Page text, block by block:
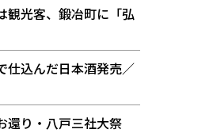
観光客、鍛冶町に「弘
仕込んだ日本酒発売／
還り・八戸三社大祭